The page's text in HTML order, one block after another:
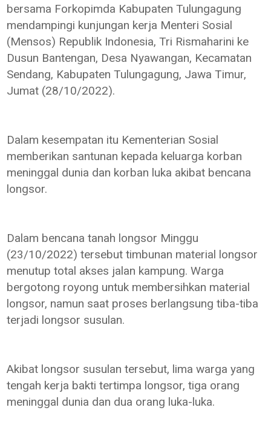
bersama Forkopimda Kabupaten Tulungagung
mendampingi kunjungan kerja Menteri Sosial
(Mensos) Republik Indonesia, Tri Rismaharini ke
Dusun Bantengan, Desa Nyawangan, Kecamatan
Sendang, Kabupaten Tulungagung, Jawa Timur,
Jumat (28/10/2022).
Dalam kesempatan itu Kementerian Sosial
memberikan santunan kepada keluarga korban
meninggal dunia dan korban luka akibat bencana
longsor.
Dalam bencana tanah longsor Minggu
(23/10/2022) tersebut timbunan material longsor
menutup total akses jalan kampung. Warga
bergotong royong untuk membersihkan material
longsor, namun saat proses berlangsung tiba-tiba
terjadi longsor susulan.
Akibat longsor susulan tersebut, lima warga yang
tengah kerja bakti tertimpa longsor, tiga orang
meninggal dunia dan dua orang luka-luka.